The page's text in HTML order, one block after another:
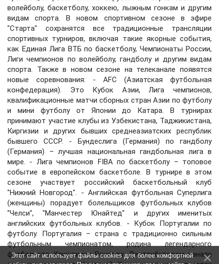
волейболу, баскетболу, хоккею, лыжным гонкам и другим
видам спорта. В новом спортивном сезоне в эфире
"Старта" сохранятся все традиционные трансляции
спортивных турниров, включая такие якорные события,
как Единая Лига ВТБ по баскетболу, Чемпионаты России,
Лиги чемпионов по волейболу, гандболу и другим видам
спорта. Также в новом сезоне на телеканале появятся
новые соревнования: - AFC (Азиатская футбольная
конфедерация). Это Кубок Азии, Лига чемпионов,
квалификационные матчи сборных стран Азии по футболу
и мини футболу от Японии до Катара. В турнирах
принимают участие клубы из Узбекистана, Таджикистана,
Киргизии и других бывших среднеазиатских республик
бывшего СССР. - Бундеслига (Германия) по гандболу
(Германия) – лучшая национальная гандбольная лига в
мире. - Лига чемпионов FIBA по баскетболу – топовое
событие в европейском баскетболе. В турнире в этом
сезоне участвует российский баскетбольный клуб
"Нижний Новгород". - Английская футбольная Суперлига
(женщины) порадует болельщиков футбольных клубов
"Челси", "Манчестер Юнайтед" и других именитых
английских футбольных клубов. - Кубок Португалии по
футболу. Португалия – страна с традиционно сильным
футбольным чемпионатом, родина легендарного
футболиста Криштиану Роналду. Дистрибутором канала
Этот сайт использует файлы cookies для более комфортной